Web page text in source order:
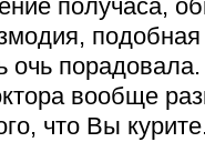
получаса,
подобная
очь
вообще
что Вы